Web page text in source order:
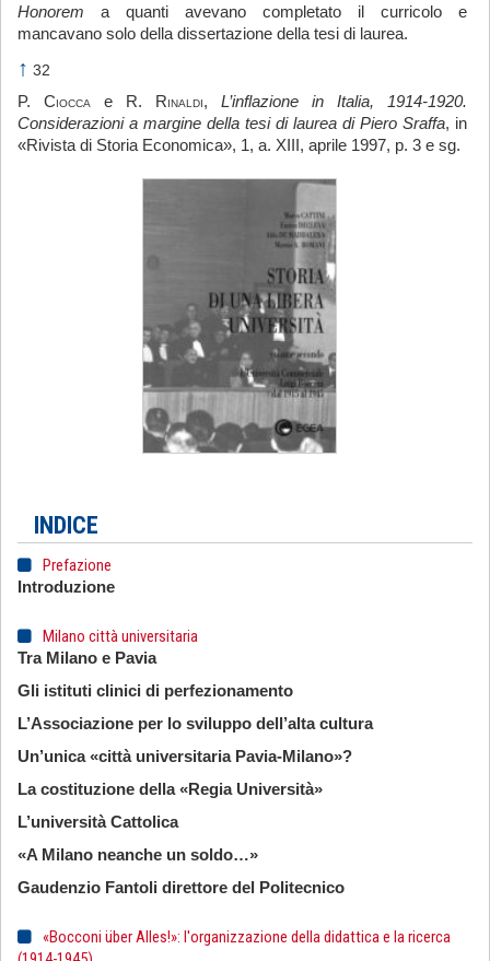
Honorem a quanti avevano completato il curricolo e
mancavano solo della dissertazione della tesi di laurea.
↑ 32
P. Ciocca e R. Rinaldi, L’inflazione in Italia, 1914-1920.
Considerazioni a margine della tesi di laurea di Piero Sraffa, in
«Rivista di Storia Economica», 1, a. XIII, aprile 1997, p. 3 e sg.
INDICE
Prefazione
Introduzione
Milano città universitaria
Tra Milano e Pavia
Gli istituti clinici di perfezionamento
L’Associazione per lo sviluppo dell’alta cultura
Un’unica «città universitaria Pavia-Milano»?
La costituzione della «Regia Università»
L’università Cattolica
«A Milano neanche un soldo…»
Gaudenzio Fantoli direttore del Politecnico
«Bocconi über Alles!»: l'organizzazione della didattica e la ricerca